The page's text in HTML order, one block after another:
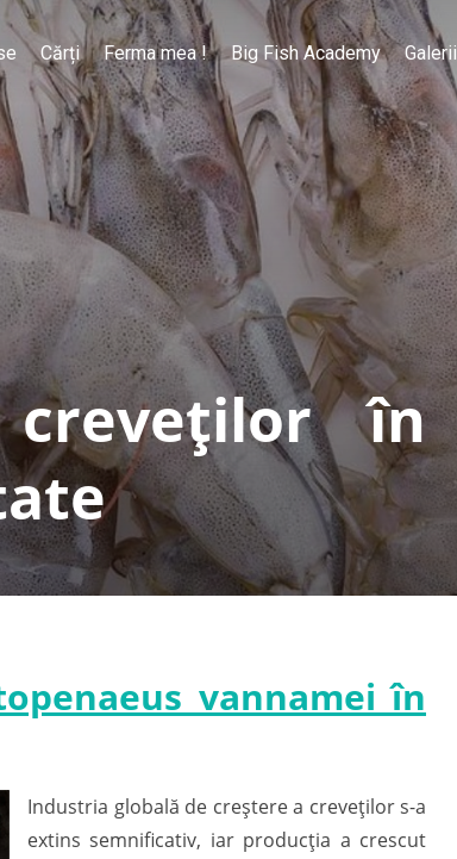
Cărți Ferma mea ! Big Fish Academy Galerii
creveților în
vannamei în
Industria globală de creștere a creveților s-a
extins semnificativ, iar producția a crescut